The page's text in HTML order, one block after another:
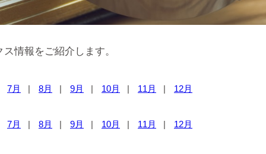
情報をご紹介します。
7月 8月 9月 10月 11月 12月
7月 8月 9月 10月 11月 12月